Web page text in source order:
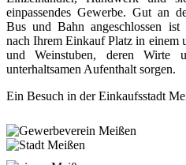
einpassendes Gewerbe. Gut an
Bus und Bahn angeschlossen
nach Ihrem Einkauf Platz in einem
und Weinstuben, deren Wirte
unterhaltsamen Aufenthalt sorgen.
Ein Besuch in der Einkaufsstadt